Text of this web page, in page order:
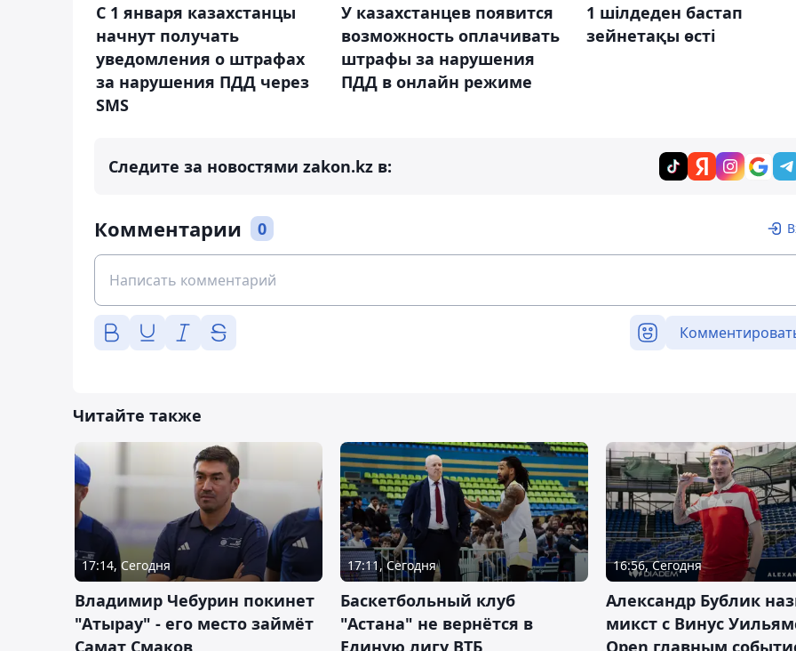
С 1 января казахстанцы
начнут получать
уведомления о штрафах
за нарушения ПДД через
SMS
У казахстанцев появится
возможность оплачивать
штрафы за нарушения
ПДД в онлайн режиме
1 шілдеден бастап
зейнетақы өсті
Следите за новостями zakon.kz в:
Комментарии 0
Читайте также
17:14, Сегодня
Владимир Чебурин покинет
"Атырау" - его место займёт
Самат Смаков
17:11, Сегодня
Баскетбольный клуб
"Астана" не вернётся в
Единую лигу ВТБ
16:56, Сегодня
Александр Бублик
микст с Винус
Open главным